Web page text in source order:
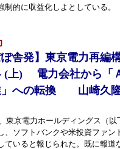
制的に収益化しよとしている。
ぽ舎発】東京電力再編
(上) 電力会社から「
」への転換 山崎久隆
東京電力ホールディングス（以
、ソフトバンクや米投資ファン
ていると報じられた。既に報道